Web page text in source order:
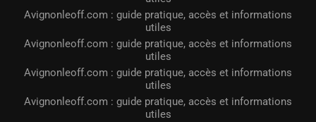
Avignonleoff.com : guide pratique, accès et informations
utiles
Avignonleoff.com : guide pratique, accès et informations
utiles
Avignonleoff.com : guide pratique, accès et informations
utiles
Avignonleoff.com : guide pratique, accès et informations
utiles